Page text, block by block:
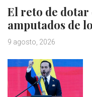
El reto de dotar
amputados de
9 agosto, 2026